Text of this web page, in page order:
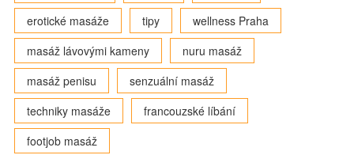
erotické masáže
tipy
wellness Praha
masáž lávovými kameny
nuru masáž
masáž penisu
senzuální masáž
techniky masáže
francouzské líbání
footjob masáž